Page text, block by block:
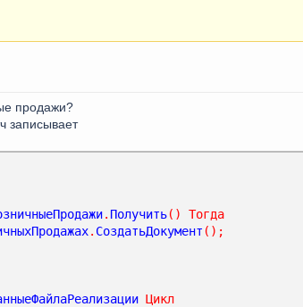
продажи?
записывает
. Получить()
Тогда
. СоздатьДокумент ();
Цикл